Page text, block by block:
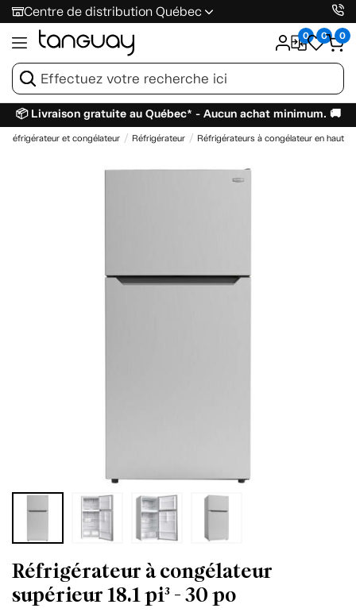
Centre de distribution Québec
0 0 0
📦 Livraison gratuite au Québec* - Aucun achat minimum. 🚚
Réfrigérateur et congélateur Réfrigérateur Réfrigérateurs à congélateur en haut
Réfrigérateur à congélateur
supérieur 18.1 pi³ - 30 po